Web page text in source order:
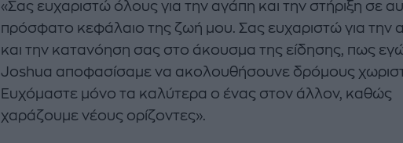
«Σας ευχαριστώ όλους για την αγάπη και την στήριξη σε
πρόσφατο κεφάλαιο της ζωή μου. Σας ευχαριστώ για την
και την κατανόηση σας στο άκουσμα της είδησης, πως
Joshua αποφασίσαμε να ακολουθήσουνε δρόμους
Ευχόμαστε μόνο τα καλύτερα ο ένας στον άλλον, καθώς
χαράζουμε νέους ορίζοντες».